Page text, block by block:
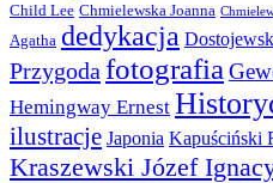
Child Lee Chmielewska Joanna
Agatha dedykacja
Przygoda fotografia
Hemingway Ernest
ilustracje Japonia Kapuściński
Kraszewski Józef